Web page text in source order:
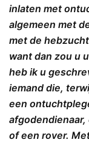
inlaten met
algemeen met
met de
want dan zou u
heb ik u
iemand die,
een
afgodendienaar,
of een rover.